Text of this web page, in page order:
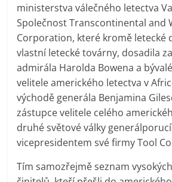
ministerstva válečného letectva
Společnost Transcontinental and
Corporation, které kromě letecké
vlastní letecké továrny, dosadila
admirála Harolda Bowena a
velitele amerického letectva v
východě generála Benjamina
zástupce velitele celého
druhé světové války
vicepresidentem své firmy Tool
Tím samozřejmě seznam